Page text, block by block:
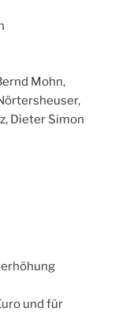
Mohn,
Dieter Simon
und für